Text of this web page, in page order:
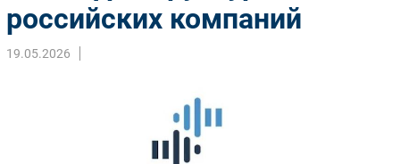
Интеграция
Рынок ПК
российских компаний
19.05.2026